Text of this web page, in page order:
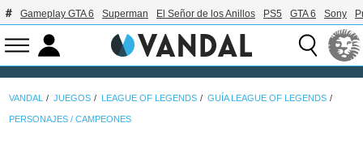
Gameplay GTA 6 Superman El Señor de los Anillos PS5 GTA 6 Sony
VANDAL JUEGOS LEAGUE OF LEGENDS GUÍA LEAGUE OF LEGENDS
PERSONAJES / CAMPEONES